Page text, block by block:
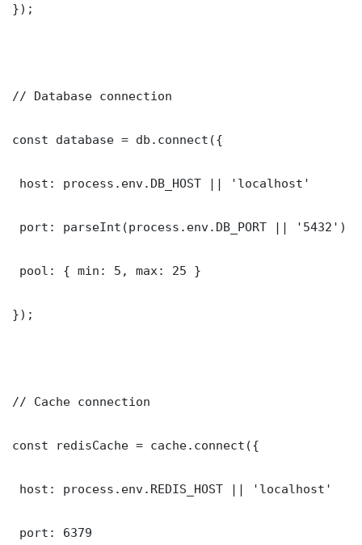
});
// Database connection
const database = db.connect({
host: process.env.DB_HOST || 'localhost'
port: parseInt(process.env.DB_PORT || '5432')
pool: { min: 5, max: 25 }
});
// Cache connection
const redisCache = cache.connect({
host: process.env.REDIS_HOST || 'localhost'
port: 6379